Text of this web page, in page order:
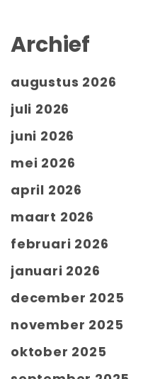
Archief
augustus 2026
juli 2026
juni 2026
mei 2026
april 2026
maart 2026
februari 2026
januari 2026
december 2025
november 2025
oktober 2025